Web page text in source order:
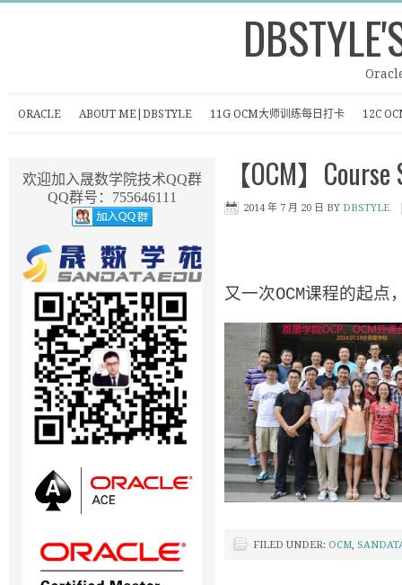
ORACLE ABOUT ME|DBSTYLE 11G OCM大师训练每日打卡 12C
【OCM】
2014 年 7 月 20 日 BY DBSTYLE
又一次OCM课程的起
FILED UNDER: OCM,
欢迎加入晟数学院技术QQ群
QQ群号：755646111